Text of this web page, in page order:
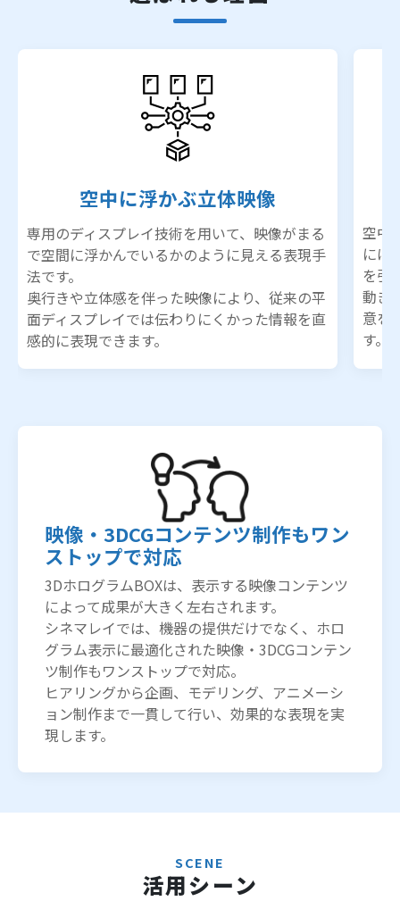
空中に浮かぶ立体映像
専用のディスプレイ技術を用いて、映像がまる
で空間に浮かんでいるかのように見える表現手
法です。
奥行きや立体感を伴った映像により、従来の平
面ディスプレイでは伝わりにくかった情報を直
感的に表現できます。
空中
には
を引
動き
意を
す。
映像・3DCGコンテンツ制作もワン
ストップで対応
3DホログラムBOXは、表示する映像コンテンツ
によって成果が大きく左右されます。
シネマレイでは、機器の提供だけでなく、ホロ
グラム表示に最適化された映像・3DCGコンテン
ツ制作もワンストップで対応。
ヒアリングから企画、モデリング、アニメーシ
ョン制作まで一貫して行い、効果的な表現を実
現します。
SCENE
活用シーン